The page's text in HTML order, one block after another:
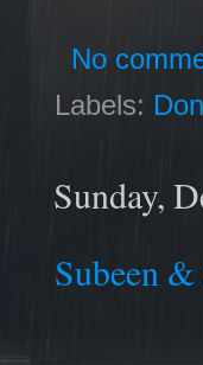
No
Labels:
Sunday,
Subeen